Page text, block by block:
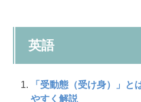
英語
「受動態（受け身）」と
やすく解説